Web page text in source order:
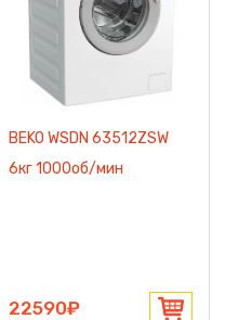
BEKO WSDN 63512ZSW
6кг 1000об/мин
22590₽